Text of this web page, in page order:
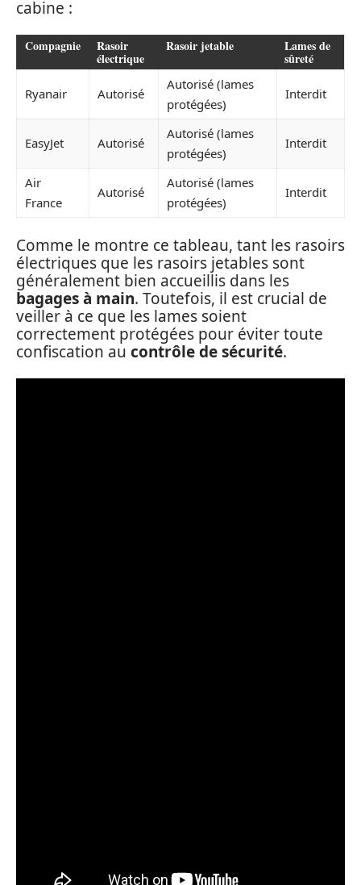
cabine :
Compagnie Rasoir
électrique
Rasoir jetable Lames de
sûreté
Ryanair Autorisé
Autorisé (lames
protégées)
Interdit
EasyJet Autorisé
Autorisé (lames
protégées)
Interdit
Air
France
Autorisé
Autorisé (lames
protégées)
Interdit
Comme le montre ce tableau, tant les rasoirs
électriques que les rasoirs jetables sont
généralement bien accueillis dans les
bagages à main. Toutefois, il est crucial de
veiller à ce que les lames soient
correctement protégées pour éviter toute
confiscation au contrôle de sécurité.